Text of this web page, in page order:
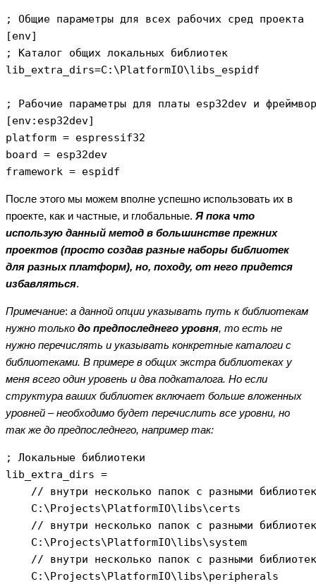
; Общие параметры для всех рабочих сред проекта
[env]
; Каталог общих локальных библиотек
lib_extra_dirs=C:\PlatformIO\libs_espidf
; Рабочие параметры для платы esp32dev и
[env:esp32dev]
platform = espressif32
board = esp32dev
framework = espidf
После этого мы можем вполне успешно использовать их в
проекте, как и частные, и глобальные. Я пока что
использую данный метод в большинстве прежних
проектов (просто создав разные наборы библиотек
для разных платформ), но, походу, от него придется
избавляться.
Примечание: а данной опции указывать путь к библиотекам
нужно только до предпоследнего уровня, то есть не
нужно перечислять и указывать конкретные каталоги с
библиотеками. В примере в общих экстра библиотеках у
меня всего один уровень и два подкаталога. Но если
структура ваших библиотек включает больше вложенных
уровней – необходимо будет перечислить все уровни, но
так же до предпоследнего, например так:
; Локальные библиотеки
lib_extra_dirs =
// внутри несколько папок с разными
    C:\Projects\PlatformIO\libs\certs
// внутри несколько папок с разными
    C:\Projects\PlatformIO\libs\system
// внутри несколько папок с разными
    C:\Projects\PlatformIO\libs\peripherals